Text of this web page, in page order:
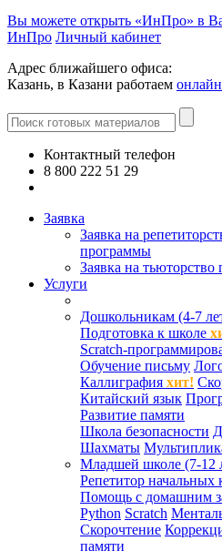
Вы можете открыть «ИнПро» в
ИнПро Личный кабинет
Адрес ближайшего офиса:
Казань, в Казани работаем онлайн
Контактный телефон
8 800 222 51 29
Заявка
Заявка на
программы
Заявка на
Услуги
Дошкольникам (4-7
Подготовка к школе
Scratch-
Обучение письму
Каллиграфия хит!
Китайский язык
Развитие памяти
Школа безопасности
Шахматы
Младшей школе (7-12
Репетитор начальных
Помощь с домашним
Python Scratch
Скорочтение
памяти